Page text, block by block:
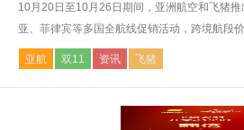
10月20日至10月26日期间，亚洲航空和飞猪
亚、菲律宾等多国全航线促销活动，跨境航段
亚航 双11 资讯 飞猪